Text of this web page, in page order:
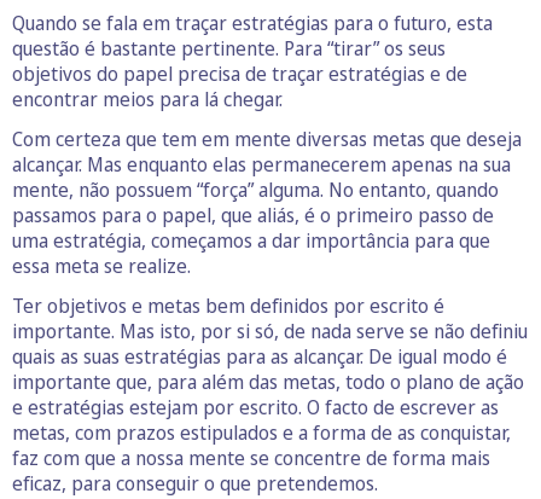
Quando se fala em traçar estratégias para o futuro, esta
questão é bastante pertinente. Para “tirar” os seus
objetivos do papel precisa de traçar estratégias e de
encontrar meios para lá chegar.
Com certeza que tem em mente diversas metas que deseja
alcançar. Mas enquanto elas permanecerem apenas na sua
mente, não possuem “força” alguma. No entanto, quando
passamos para o papel, que aliás, é o primeiro passo de
uma estratégia, começamos a dar importância para que
essa meta se realize.
Ter objetivos e metas bem definidos por escrito é
importante. Mas isto, por si só, de nada serve se não definiu
quais as suas estratégias para as alcançar. De igual modo é
importante que, para além das metas, todo o plano de ação
e estratégias estejam por escrito. O facto de escrever as
metas, com prazos estipulados e a forma de as conquistar,
faz com que a nossa mente se concentre de forma mais
eficaz, para conseguir o que pretendemos.